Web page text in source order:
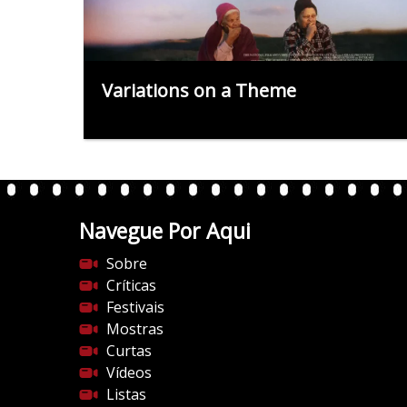
Variations on a Theme
Navegue Por Aqui
Sobre
Críticas
Festivais
Mostras
Curtas
Vídeos
Listas